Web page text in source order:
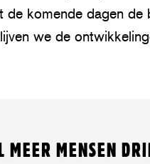
komende dagen de
we de
MEER MENSEN